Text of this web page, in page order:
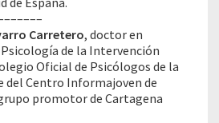
Carretero, doctor en
de la Intervención
Oficial de Psicólogos de la
del Centro Informajoven de
promotor de Cartagena